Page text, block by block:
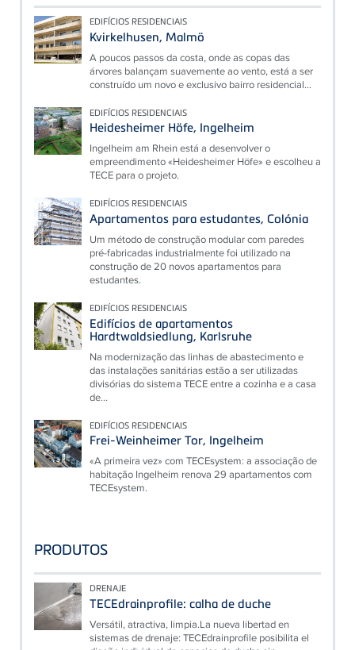
EDIFÍCIOS RESIDENCIAIS
Kvirkelhusen, Malmö
A poucos passos da costa, onde as copas das
árvores balançam suavemente ao vento, está a ser
construído um novo e exclusivo bairro residencial...
EDIFÍCIOS RESIDENCIAIS
Heidesheimer Höfe, Ingelheim
Ingelheim am Rhein está a desenvolver o
empreendimento «Heidesheimer Höfe» e escolheu a
TECE para o projeto.
EDIFÍCIOS RESIDENCIAIS
Apartamentos para estudantes, Colónia
Um método de construção modular com paredes
pré-fabricadas industrialmente foi utilizado na
construção de 20 novos apartamentos para
estudantes.
EDIFÍCIOS RESIDENCIAIS
Edifícios de apartamentos
Hardtwaldsiedlung, Karlsruhe
Na modernização das linhas de abastecimento e
das instalações sanitárias estão a ser utilizadas
divisórias do sistema TECE entre a cozinha e a casa
de...
EDIFÍCIOS RESIDENCIAIS
Frei-Weinheimer Tor, Ingelheim
«A primeira vez» com TECEsystem: a associação de
habitação Ingelheim renova 29 apartamentos com
TECEsystem.
PRODUTOS
DRENAJE
TECEdrainprofile: calha de duche
Versátil, atractiva, limpia.La nueva libertad en
sistemas de drenaje: TECEdrainprofile posibilita el